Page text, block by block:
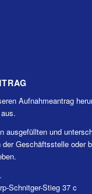
Aufnahmeantrag
ausgefüllten und
Geschäftsstelle oder
Schnitger-Stieg 37 c